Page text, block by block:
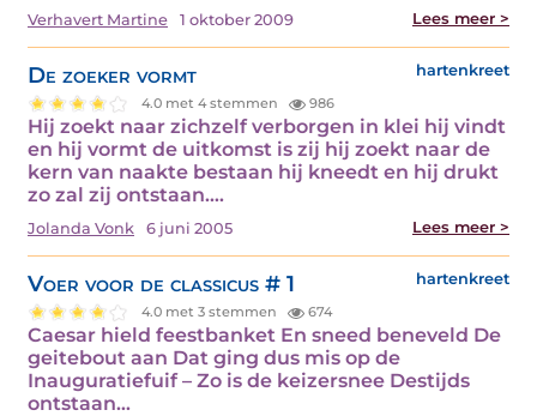
Verhavert Martine 1 oktober 2009 Lees meer >
De zoeker vormt hartenkreet
4.0 met 4 stemmen 986
Hij zoekt naar zichzelf verborgen in klei hij vindt
en hij vormt de uitkomst is zij hij zoekt naar de
kern van naakte bestaan hij kneedt en hij drukt
zo zal zij ontstaan.…
Jolanda Vonk 6 juni 2005 Lees meer >
Voer voor de classicus # 1 hartenkreet
4.0 met 3 stemmen 674
Caesar hield feestbanket En sneed beneveld De
geitebout aan Dat ging dus mis op de
Inauguratiefuif – Zo is de keizersnee Destijds
ontstaan…